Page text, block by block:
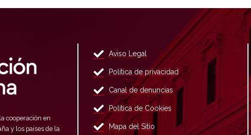
cooperación en
y los países de la
Aviso Legal
Política de privacidad
Canal de denuncias
Política de Cookies
Mapa del Sitio